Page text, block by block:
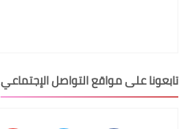
تابعونا على مواقع التواصل الإجتماعي